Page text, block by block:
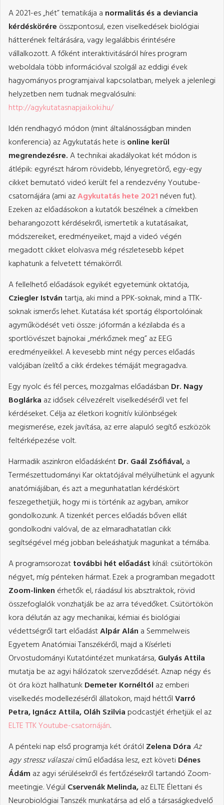
A 2021-es „hét” tematikája a normalitás és a deviancia
kérdéskörére összpontosul, ezen viselkedések biológiai
hátterének feltárására, vagy legalábbis érintésére
vállalkozott. A főként interaktivitásáról híres program
weboldala több információval szolgál az eddigi évek
hagyományos programjaival kapcsolatban, melyek a jelenlegi
helyzetben nem tudnak megvalósulni:
http://agykutatasnapjai.koki.hu/
Idén rendhagyó módon (mint általánosságban minden
konferencia) az Agykutatás hete isonline kerül
megrendezésre.A technikai akadályokat két módon is
átlépik: egyrészt három rövidebb, lényegretörő, egy-egy
cikket bemutató videó került fel a rendezvény Youtube-
csatornájára (ami azAgykutatás hete 2021néven fut).
Ezeken az előadásokon a kutatók beszélnek a címekben
beharangozott kérdésekről, ismertetik a kutatásaikat,
módszereiket, eredményeiket, majd a videó végén
megadott cikket elolvasva még részletesebb képet
kaphatunk a felvetett témakörről.
A fellelhető előadások egyikét egyetemünk oktatója,
Cziegler Istvántartja, aki mind a PPK-soknak, mind a TTK-
soknak ismerős lehet. Kutatása két sportág élsportolóinak
agyműködését veti össze: jóformán a kézilabda és a
sportlövészet bajnokai „mérkőznek meg” az EEG
eredményeikkel. A kevesebb mint négy perces előadás
valójában ízelítő a cikk érdekes témáját megragadva.
Egy nyolc és fél perces, mozgalmas előadásban Dr. Nagy
Boglárka az idősek célvezérelt viselkedéséről vet fel
kérdéseket. Célja az életkori kognitív különbségek
megismerése, ezek javítása, az erre alapuló segítő eszközök
feltérképezése volt.
Harmadik aszinkron előadáskéntDr. Gaál Zsófiával,a
Természettudományi Kar oktatójával mélyülhetünk el agyunk
anatómiájában, és azt a megunhatatlan kérdéskört
feszegethetjük, hogy mi is történik az agyban, amikor
gondolkozunk. A tizenkét perces előadás bőven ellát
gondolkodni valóval, de az elmaradhatatlan cikk
segítségével még jobban beleáshatjuk magunkat a témába.
A programsorozattovábbi hét előadástkínál: csütörtökön
négyet, míg pénteken hármat. Ezek a programban megadott
Zoom-linken érhetők el, ráadásul kis absztraktok, rövid
összefoglalók vonzhatják be az arra tévedőket. Csütörtökön
kora délután az agy mechanikai, kémiai és biológiai
védettségről tart előadástAlpár Alán a Semmelweis
Egyetem Anatómiai Tanszékéről, majd a Kísérleti
Orvostudományi Kutatóintézet munkatársa,Gulyás Attila
mutatja be az agyi hálózatok szerveződését. Aznap négy és
öt óra közt hallhatunkDemeter Kornéltól az emberi
viselkedés modellezéséről állatokon, majd héttőlVarró
Petra, Ignácz Attila, Oláh Szilviapodcastjét érhetjük el az
ELTE TTK Youtube-csatornáján.
A pénteki nap első programja két órától Zelena DóraAz
agy stressz válaszaicímű előadása lesz, ezt követiDénes
Ádám az agyi sérülésekről és fertőzésekről tartandó Zoom-
meetingje. Végül Cservenák Melinda,az ELTE Élettani és
Neurobiológiai Tanszék munkatársa ad elő a társaságkedvelő